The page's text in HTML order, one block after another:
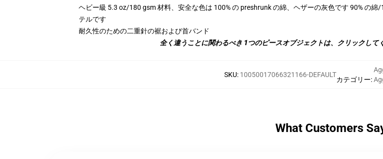
ヘビー級 5.3 oz/180 gsm 材料、安全な色は 100% の preshrunk の綿、ヘザーの灰色です 90% の
テルです
耐久性のための二重針の裾および首バンド
全く違うことに関わるべき 1つのピースオブジェクトは、クリックして
SKU: 10050017066321166-DEFAULT
カテゴリー:
What Customers